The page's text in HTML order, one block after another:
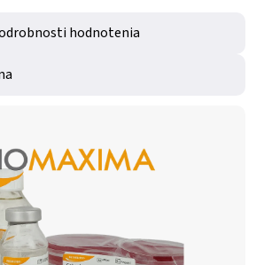
produktu je 0,0 z 5 hviezdičiek.
hodnotenia